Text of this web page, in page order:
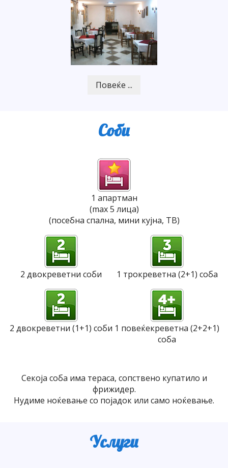
Соби
1 апартман
(max 5 лица)
(посебна спална, мини кујна, ТВ)
2 двокреветни соби 1 трокреветна (2+1) соба
2 двокреветни (1+1) соби 1 повеќекреветна (2+2+1)
соба
Секоја соба има тераса, сопствено купатило и
фрижидер.
Нудиме ноќевање со појадок или само ноќевање.
Услуги